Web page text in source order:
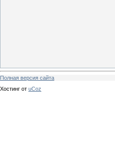
Полная версия сайта
Хостинг от uCoz